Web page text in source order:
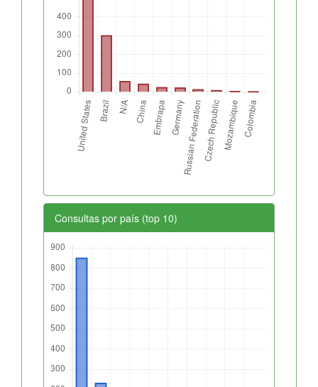
Consultas por país (top 10)